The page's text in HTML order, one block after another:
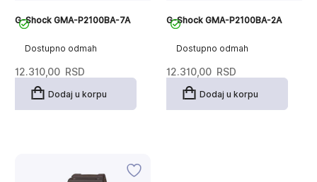
Dostupno odmah
G-Shock GMA-P2100BA-7A
12.310,00 RSD
Dodaj u korpu
Dostupno odmah
G-Shock GMA-P2100BA-2A
12.310,00 RSD
Dodaj u korpu